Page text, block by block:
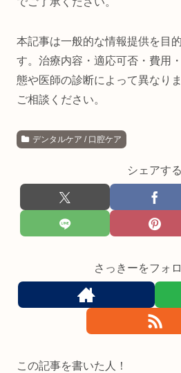
本記事は一般的な情報提供を目
す。治療内容・適応可否・費用
態や医師の診断によって異なり
ご相談ください。
デンタルケア / 口腔ケア
シェアする
さっきーをフォ
この記事を書いた人！